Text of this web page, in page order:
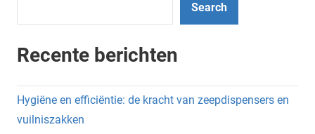
Search
Recente berichten
Hygiëne en efficiëntie: de kracht van zeepdispensers en
vuilniszakken